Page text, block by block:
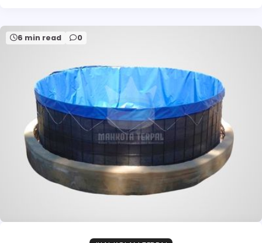
6 min read 0